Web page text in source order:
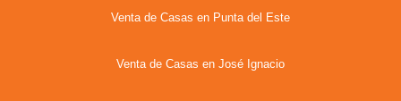
Venta de Casas en Punta del Este
Venta de Casas en José Ignacio